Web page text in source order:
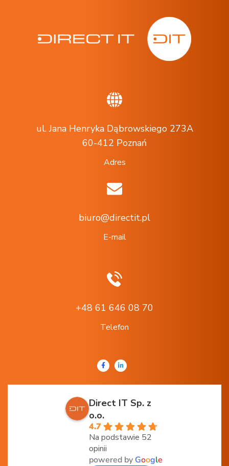
ul. Jana Henryka Dąbrowskiego 273A
60-412 Poznań
Adres
biuro@directit.pl
E-mail
+48 61 646 08 70
Telefon
Direct IT Sp. z
o.o.
4.7
Na podstawie 52
opinii
powered by Google